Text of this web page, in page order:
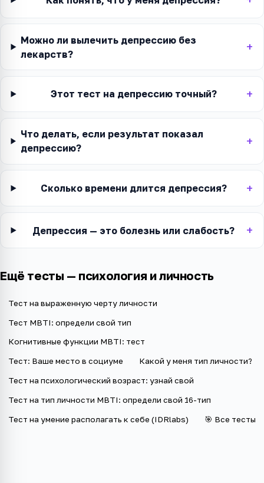
Можно ли вылечить депрессию без
лекарств?
Этот тест на депрессию точный?
Что делать, если результат показал
депрессию?
Сколько времени длится депрессия?
Депрессия — это болезнь или слабость?
Ещё тесты — психология и личность
Тест на выраженную черту личности
Тест MBTI: определи свой тип
Когнитивные функции MBTI: тест
Тест: Ваше место в социуме Какой у меня тип личности?
Тест на психологический возраст: узнай свой
Тест на тип личности MBTI: определи свой 16-тип
Тест на умение располагать к себе (IDRlabs) 🎯 Все тесты